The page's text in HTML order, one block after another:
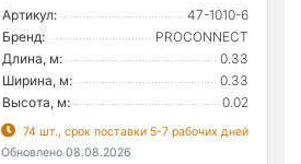
Артикул:
47-1010-6
Бренд:
PROCONNECT
Длина, м:
0.33
Ширина, м:
0.33
Высота, м:
0.02
74 шт., срок поставки 5-7 рабочих дней
Обновлено 08.08.2026